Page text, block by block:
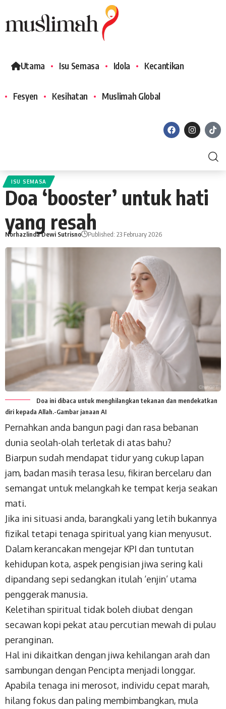
Utama Isu Semasa Idola Kecantikan
Fesyen Kesihatan Muslimah Global
ISU SEMASA
Doa ‘booster’ untuk hati
yang resah
Norhazlinda Dewi Sutrisno Published: 23 February 2026
Doa ini dibaca untuk menghilangkan tekanan dan mendekatkan
diri kepada Allah.-Gambar janaan AI
Pernahkan anda bangun pagi dan rasa bebanan
dunia seolah-olah terletak di atas bahu?
Biarpun sudah mendapat tidur yang cukup lapan
jam, badan masih terasa lesu, fikiran bercelaru dan
semangat untuk melangkah ke tempat kerja seakan
mati.
Jika ini situasi anda, barangkali yang letih bukannya
fizikal tetapi tenaga spiritual yang kian menyusut.
Dalam kerancakan mengejar KPI dan tuntutan
kehidupan kota, aspek pengisian jiwa sering kali
dipandang sepi sedangkan itulah ‘enjin’ utama
penggerak manusia.
Keletihan spiritual tidak boleh diubat dengan
secawan kopi pekat atau percutian mewah di pulau
peranginan.
Hal ini dikaitkan dengan jiwa kehilangan arah dan
sambungan dengan Pencipta menjadi longgar.
Apabila tenaga ini merosot, individu cepat marah,
hilang fokus dan paling membimbangkan, mula